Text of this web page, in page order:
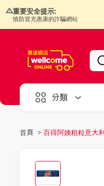
重要安全提示:
慎防冒充惠康的詐騙網站
分類
首頁 > 百得阿姨粗粒意大